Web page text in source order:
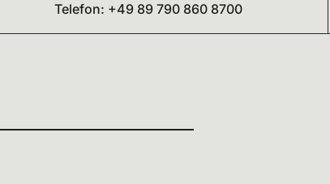
Telefon: +49 89 790 860 8700